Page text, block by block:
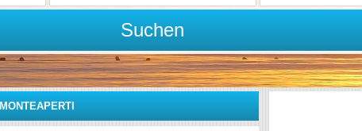
Suchen
MONTEAPERTI